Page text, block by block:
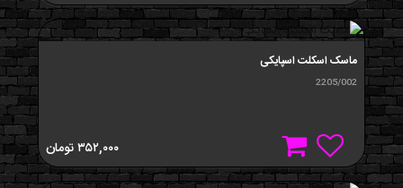
ماسک اسکلت اسپایکی
2205/002
۳۵۲,۰۰۰تومان